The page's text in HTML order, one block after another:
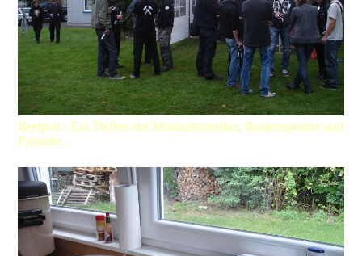
Beetpott - Ein Treffen der Montanhistoriker, Bunkersportler und
Freunde...